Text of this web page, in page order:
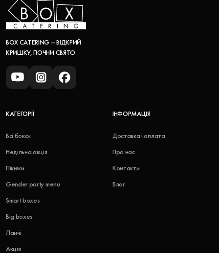
BOX CATERING – ВІДКРИЙ
КРИШКУ, ПОЧНИ СВЯТО
КАТЕГОРІЇ
Всі бокси
Недільна акція
Пікніки
Gender party menu
Smart boxes
Big boxes
Ланчі
Акція
ІНФОРМАЦІЯ
Доставка і оплата
Про нас
Контакти
Блог